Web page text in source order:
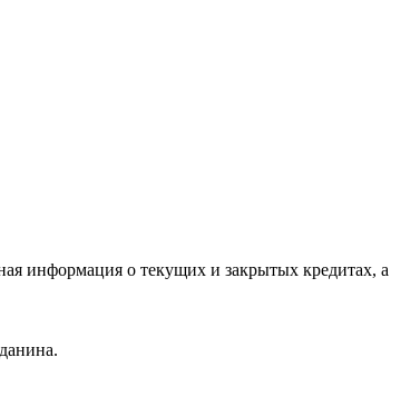
информация о текущих и закрытых кредитах, а